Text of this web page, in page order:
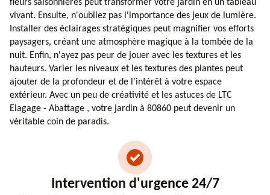
fleurs saisonnières peut transformer votre jardin en un tableau
vivant. Ensuite, n'oubliez pas l'importance des jeux de lumière.
Installer des éclairages stratégiques peut magnifier vos efforts
paysagers, créant une atmosphère magique à la tombée de la
nuit. Enfin, n'ayez pas peur de jouer avec les textures et les
hauteurs. Varier les niveaux et les textures des plantes peut
ajouter de la profondeur et de l'intérêt à votre espace
extérieur. Avec un peu de créativité et les astuces de LTC
Elagage - Abattage , votre jardin à 80860 peut devenir un
véritable coin de paradis.
Intervention d'urgence 24/7